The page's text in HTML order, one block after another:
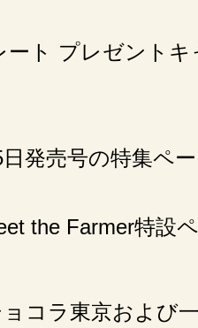
ート プレゼント
発売号の特集ペ
the Farmer特設
コラ東京および